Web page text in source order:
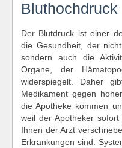
Bluthochdruck
Der Blutdruck ist einer
die Gesundheit, der
sondern auch die
Organe, der
widerspiegelt. Daher
Medikament gegen
die Apotheke kommen
weil der Apotheker
Ihnen der Arzt
Erkrankungen sind.